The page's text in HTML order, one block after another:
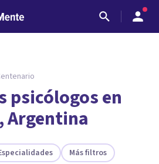
psicólogos en
Argentina
Más filtros